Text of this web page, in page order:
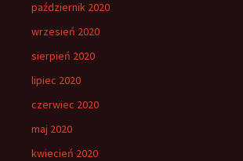
październik 2020
wrzesień 2020
sierpień 2020
lipiec 2020
czerwiec 2020
maj 2020
kwiecień 2020